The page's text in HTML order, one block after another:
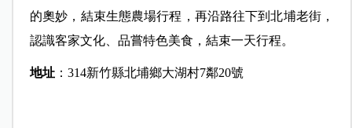
的奧妙，結束生態農場行程，再沿路往下到北埔老街，
認識客家文化、品嘗特色美食，結束一天行程。
地址： 314新竹縣北埔鄉大湖村7鄰20號